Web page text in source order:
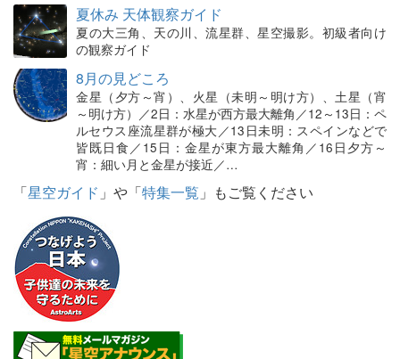
夏休み 天体観察ガイド
夏の大三角、天の川、流星群、星空撮影。初級者向け
の観察ガイド
8月の見どころ
金星（夕方～宵）、火星（未明～明け方）、土星（宵
～明け方）／2日：水星が西方最大離角／12～13日：ペ
ルセウス座流星群が極大／13日未明：スペインなどで
皆既日食／15日：金星が東方最大離角／16日夕方～
宵：細い月と金星が接近／…
「星空ガイド 」や「特集一覧 」もご覧ください